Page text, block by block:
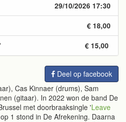
29/10/2026 17:30
€ 18,00
€ 15,00
Deel op facebook
Cas Kinnaer (drums), Sam
(gitaar). In 2022 won de band De
met doorbraaksingle 'Leave
1 stond in De Afrekening. Daarna